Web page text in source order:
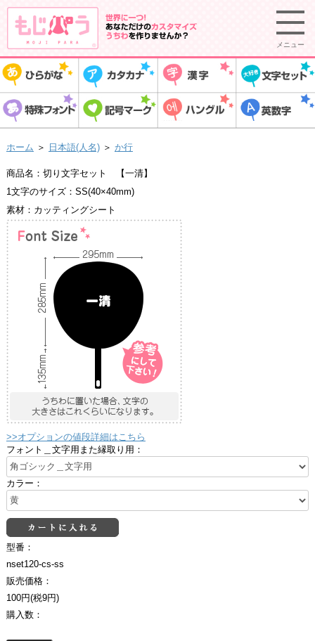
メニュー
ホーム ＞ 日本語(人名) ＞ か行
商品名：切り文字セット 【一清】
1文字のサイズ：SS(40×40mm)
素材：カッティングシート
>>オプションの値段詳細はこちら
フォント＿文字用また縁取り用：
カラー：
型番：
nset120-cs-ss
販売価格：
100円(税9円)
購入数：